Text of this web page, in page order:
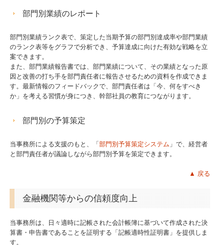
部門別業績のレポート
部門別業績ランク表で、策定した当期予算の部門別達成率や部門業績
のランク表等をグラフで分析でき、予算達成に向けた有効な戦略を立
案できます。
また、部門業績報告書では、部門業績について、その業績となった原
因と改善の打ち手を部門責任者に報告させるための資料を作成できま
す。最新情報のフィードバックで、部門責任者は「今、何をすべき
か」を考える習慣が身につき、幹部社員の教育につながります。
部門別の予算策定
当事務所による支援のもと、「 部門別予算策定システム 」で、経営者
と部門責任者が議論しながら部門別予算を策定できます。
▲ 戻る
金融機関等からの信頼度向上
当事務所は、日々適時に記帳された会計帳簿に基づいて作成された決
算書・申告書であることを証明する「記帳適時性証明書」を提供しま
す。